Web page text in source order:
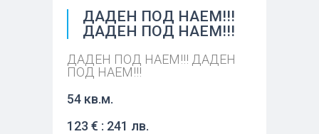
ДАДЕН ПОД НАЕМ!!!
ДАДЕН ПОД НАЕМ!!!
ДАДЕН ПОД НАЕМ!!! ДАДЕН
ПОД НАЕМ!!!
54 кв.м.
123 € : 241 лв.